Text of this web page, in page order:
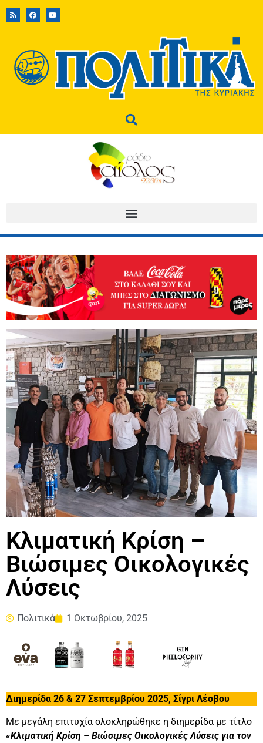
Κλιματική Κρίση –
Βιώσιμες Οικολογικές
Λύσεις
Πολιτικά 1 Οκτωβρίου, 2025
Διημερίδα 26 & 27 Σεπτεμβρίου 2025, Σίγρι Λέσβου
Με μεγάλη επιτυχία ολοκληρώθηκε η διημερίδα με τίτλο
«Κλιματική Κρίση – Βιώσιμες Οικολογικές Λύσεις για τον